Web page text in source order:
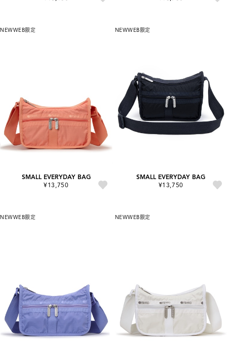
NEWWEB限定
SMALL EVERYDAY BAG
¥13,750
NEWWEB限定
SMALL EVERYDAY BAG
¥13,750
NEWWEB限定 NEWWEB限定